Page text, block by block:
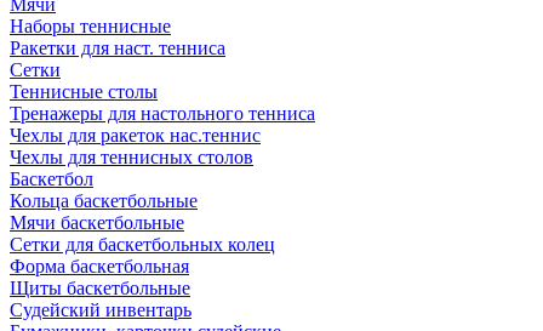
Мячи
Наборы теннисные
Ракетки для наст. тенниса
Сетки
Теннисные столы
Тренажеры для настольного тенниса
Чехлы для ракеток нас.теннис
Чехлы для теннисных столов
Баскетбол
Кольца баскетбольные
Мячи баскетбольные
Сетки для баскетбольных колец
Форма баскетбольная
Щиты баскетбольные
Судейский инвентарь